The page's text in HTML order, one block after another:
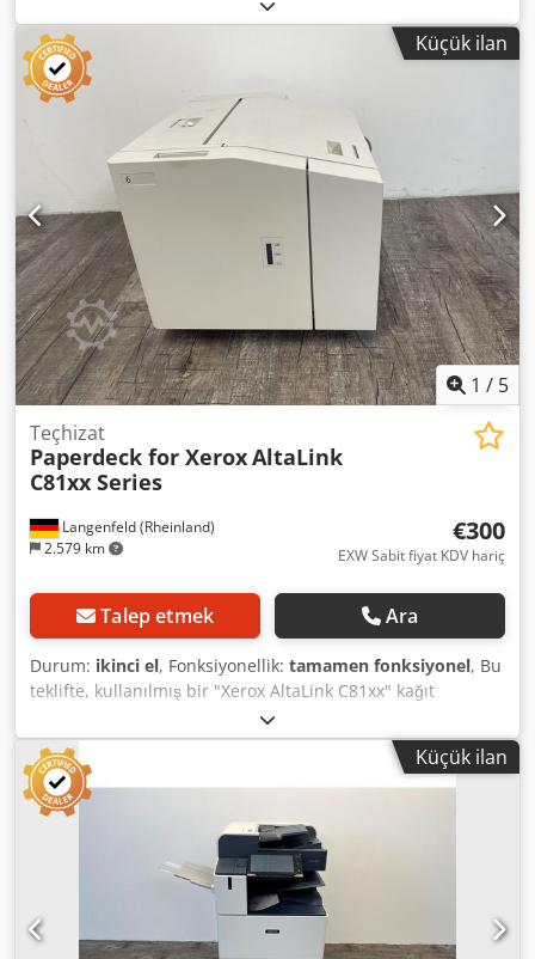
Küçük ilan
1 / 5
Langenfeld (Rheinland)
2.579 km
Teçhizat
Paperdeck for XeroxAltaLink
C81xx Series
€300
EXW Sabit fiyat KDV hariç
Talep etmek Ara
Durum: ikinci el, Fonksiyonellik: tamamen fonksiyonel, Bu
teklifte, kullanılmış bir "Xerox AltaLink C81xx" kağıt
besleme ünitesi satın alıyorsunuz. Satış konusu: 1 x Xerox
AltaLink C81xx kağıt besleme ünitesi aksesuar olarak
Durum: Teklifteki cihaz kullanılmıştır ve kullanım izleri
(küçük çizikler veya sararmalar) olabilir. Dedpfowymkvox
Ahiekr Cihazın işlevselliği test edilmiştir. Paketleme ve
nakliye: Cihazı çalışma saatlerimizde yerinde
inceleyebilirsiniz. Lütfen bunun için bir randevu alın!
Deniz taşımacılığına uygun paketleme ve dünya genelinde
gönderim talep üzerine mümkündür! Daha fazla bilgi için
bizimle şahsen iletişime geçebilirsiniz.
Küçük ilan